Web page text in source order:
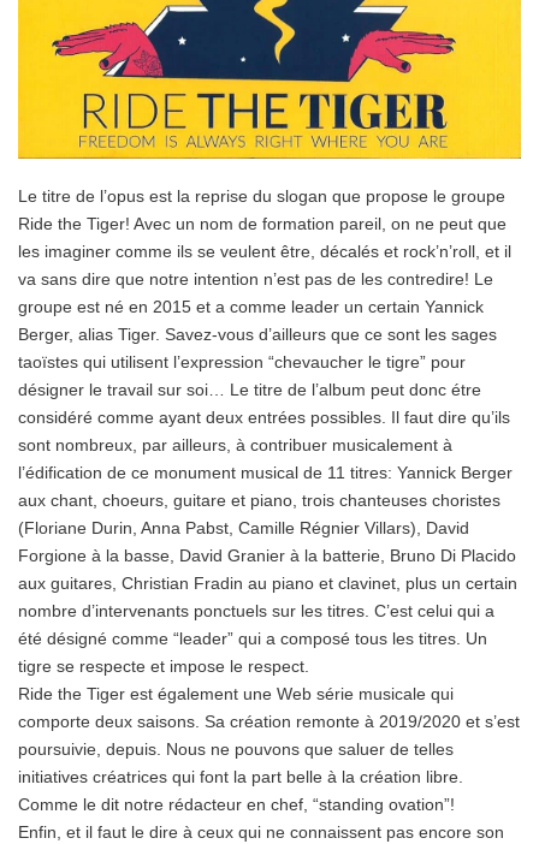
Le titre de l’opus est la reprise du slogan que propose le groupe
Ride the Tiger! Avec un nom de formation pareil, on ne peut que
les imaginer comme ils se veulent être, décalés et rock’n’roll, et il
va sans dire que notre intention n’est pas de les contredire! Le
groupe est né en 2015 et a comme leader un certain Yannick
Berger, alias Tiger. Savez-vous d’ailleurs que ce sont les sages
taoïstes qui utilisent l’expression “chevaucher le tigre” pour
désigner le travail sur soi… Le titre de l’album peut donc étre
considéré comme ayant deux entrées possibles. Il faut dire qu’ils
sont nombreux, par ailleurs, à contribuer musicalement à
l’édification de ce monument musical de 11 titres: Yannick Berger
aux chant, choeurs, guitare et piano, trois chanteuses choristes
(Floriane Durin, Anna Pabst, Camille Régnier Villars), David
Forgione à la basse, David Granier à la batterie, Bruno Di Placido
aux guitares, Christian Fradin au piano et clavinet, plus un certain
nombre d’intervenants ponctuels sur les titres. C’est celui qui a
été désigné comme “leader” qui a composé tous les titres. Un
tigre se respecte et impose le respect.
Ride the Tiger est également une Web série musicale qui
comporte deux saisons. Sa création remonte à 2019/2020 et s’est
poursuivie, depuis. Nous ne pouvons que saluer de telles
initiatives créatrices qui font la part belle à la création libre.
Comme le dit notre rédacteur en chef, “standing ovation”!
Enfin, et il faut le dire à ceux qui ne connaissent pas encore son